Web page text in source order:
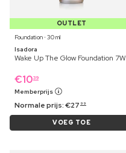
OUTLET
Foundation ⋅ 30 ml
Isadora
Wake Up The Glow Foundation 7W
€1039
Memberprijs
Normale prijs:€27 99
VOEG TOE